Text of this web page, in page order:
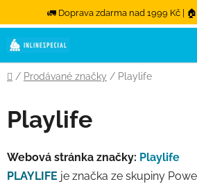
🚛 Doprava zdarma nad 1999 Kč |
Přejít na obsah
Domů
/ Prodávané značky / Playlife
Playlife
Webová stránka značky: Playlife
PLAYLIFE je značka ze skupiny